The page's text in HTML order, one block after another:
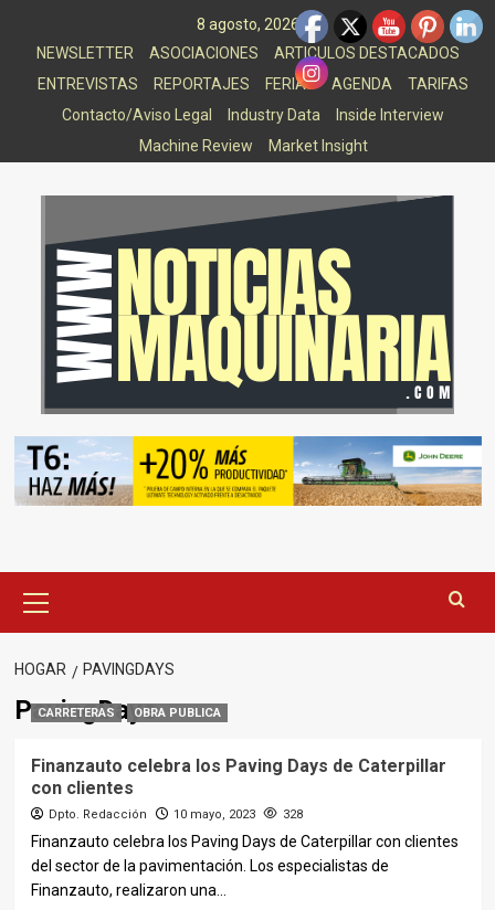
8 agosto, 2026
NEWSLETTER
ASOCIACIONES
ARTICULOS DESTACADOS
ENTREVISTAS
REPORTAJES FERIAS AGENDA
TARIFAS
Contacto/Aviso Legal
Industry Data
Inside Interview
Machine Review
Market Insight
principal
HOGAR PAVINGDAYS
PavingDays
CARRETERAS OBRA PUBLICA
Finanzauto celebra los Paving Days de Caterpillar
con clientes
Dpto. Redacción 10 mayo, 2023 328
Finanzauto celebra los Paving Days de Caterpillar con clientes
del sector de la pavimentación. Los especialistas de
Finanzauto, realizaron una...